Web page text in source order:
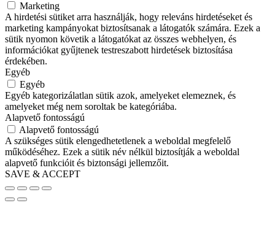
Marketing
A hirdetési sütiket arra használják, hogy releváns hirdetéseket és
marketing kampányokat biztosítsanak a látogatók számára. Ezek a
sütik nyomon követik a látogatókat az összes webhelyen, és
információkat gyűjtenek testreszabott hirdetések biztosítása
érdekében.
Egyéb
Egyéb
Egyéb kategorizálatlan sütik azok, amelyeket elemeznek, és
amelyeket még nem soroltak be kategóriába.
Alapvető fontosságú
Alapvető fontosságú
A szükséges sütik elengedhetetlenek a weboldal megfelelő
működéséhez. Ezek a sütik név nélkül biztosítják a weboldal
alapvető funkcióit és biztonsági jellemzőit.
SAVE & ACCEPT